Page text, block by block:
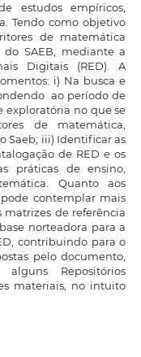
estudos empíricos,
Tendo como objetivo
de matemática
SAEB, mediante a
Digitais (RED). A
i) Na busca e
ao período de
exploratória no que se
de matemática,
Saeb; iii) Identificar as
de RED e os
práticas de ensino,
Quanto aos
contemplar mais
de referência
norteadora para a
contribuindo para o
pelo documento,
Repositórios
materiais, no intuito